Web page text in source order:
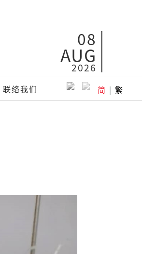
08
AUG
2026
联络我们 简 | 繁